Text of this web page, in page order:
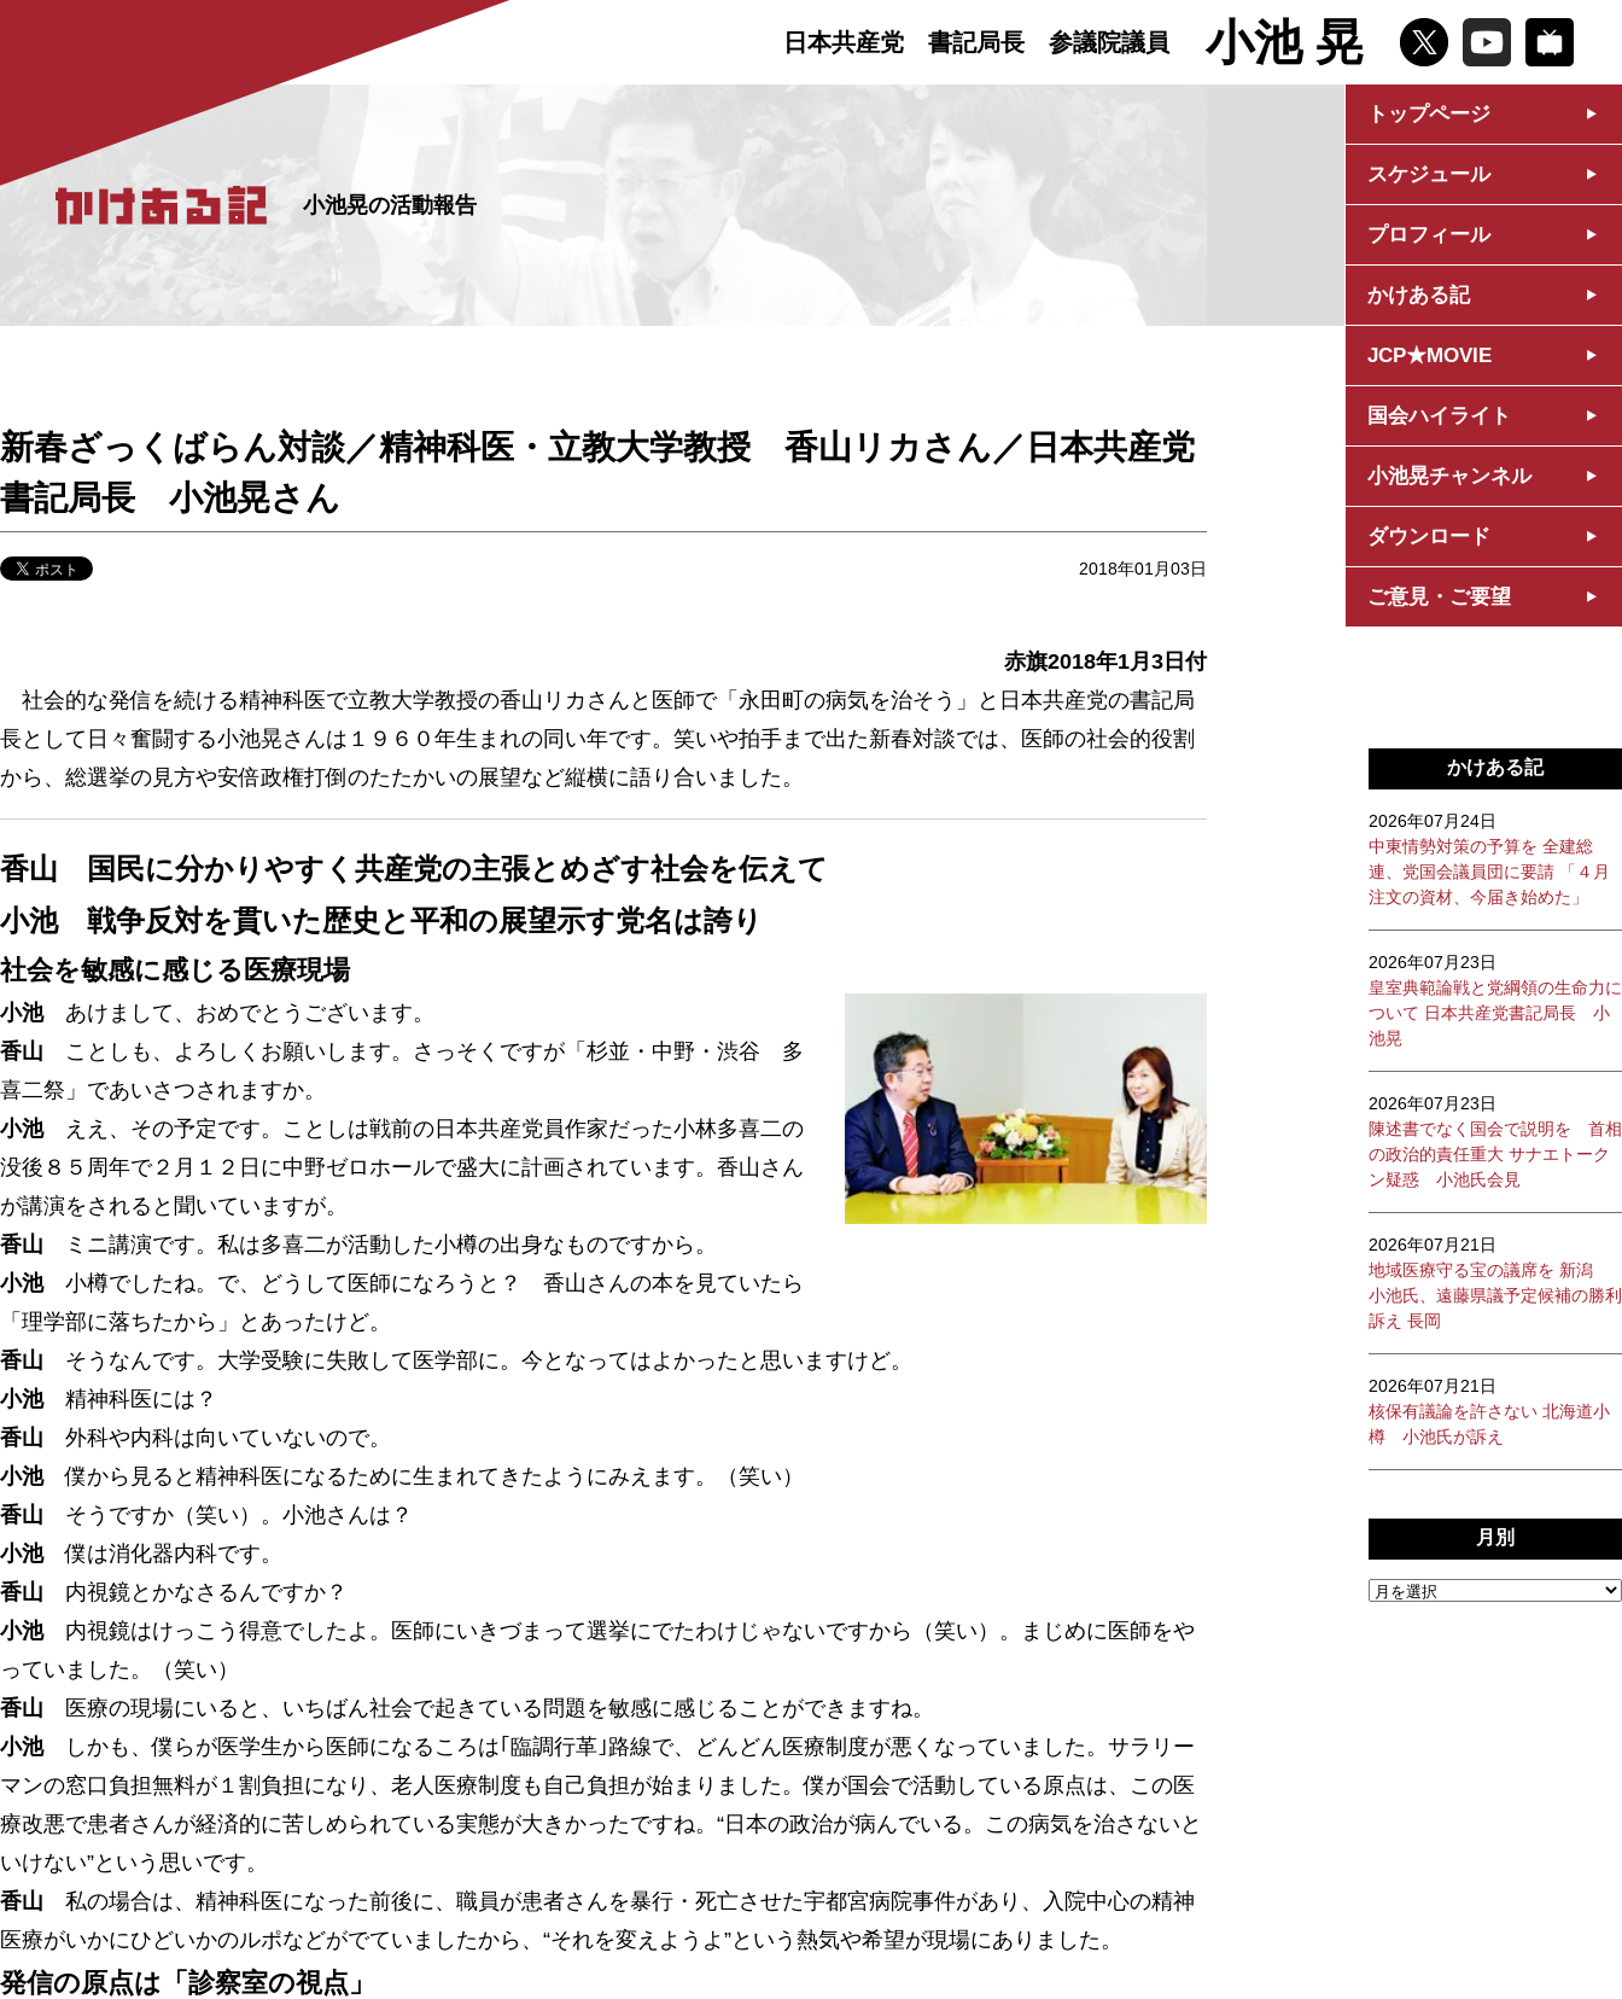
日本共産党 書記局長 参議院議員 小池 晃
トップページ
スケジュール
プロフィール
かけある記
JCP★MOVIE
国会ハイライト
小池晃チャンネル
ダウンロード
ご意見・ご要望
小池晃の活動報告
新春ざっくばらん対談／精神科医・立教大学教授 香山リカさん／日本共産党
書記局長 小池晃さん
2018年01月03日
赤旗2018年1月3日付
社会的な発信を続ける精神科医で立教大学教授の香山リカさんと医師で「永田町の病気を治そう」と日本共産党の書記局
長として日々奮闘する小池晃さんは１９６０年生まれの同い年です。笑いや拍手まで出た新春対談では、医師の社会的役割
から、総選挙の見方や安倍政権打倒のたたかいの展望など縦横に語り合いました。
香山 国民に分かりやすく共産党の主張とめざす社会を伝えて
小池 戦争反対を貫いた歴史と平和の展望示す党名は誇り
社会を敏感に感じる医療現場
小池あけまして、おめでとうございます。
香山 ことしも、よろしくお願いします。さっそくですが「杉並・中野・渋谷 多
喜二祭」であいさつされますか。
小池ええ、その予定です。ことしは戦前の日本共産党員作家だった小林多喜二の
没後８５周年で２月１２日に中野ゼロホールで盛大に計画されています。香山さん
が講演をされると聞いていますが。
香山 ミニ講演です。私は多喜二が活動した小樽の出身なものですから。
小池小樽でしたね。で、どうして医師になろうと？ 香山さんの本を見ていたら
「理学部に落ちたから」とあったけど。
香山 そうなんです。大学受験に失敗して医学部に。今となってはよかったと思いますけど。
小池精神科医には？
香山 外科や内科は向いていないので。
小池僕から見ると精神科医になるために生まれてきたようにみえます。（笑い）
香山 そうですか（笑い）。小池さんは？
小池僕は消化器内科です。
香山 内視鏡とかなさるんですか？
小池内視鏡はけっこう得意でしたよ。医師にいきづまって選挙にでたわけじゃないですから（笑い）。まじめに医師をや
っていました。（笑い）
香山 医療の現場にいると、いちばん社会で起きている問題を敏感に感じることができますね。
小池しかも、僕らが医学生から医師になるころは｢臨調行革｣路線で、どんどん医療制度が悪くなっていました。サラリー
マンの窓口負担無料が１割負担になり、老人医療制度も自己負担が始まりました。僕が国会で活動している原点は、この医
療改悪で患者さんが経済的に苦しめられている実態が大きかったですね。“日本の政治が病んでいる。この病気を治さないと
いけない”という思いです。
香山 私の場合は、精神科医になった前後に、職員が患者さんを暴行・死亡させた宇都宮病院事件があり、入院中心の精神
医療がいかにひどいかのルポなどがでていましたから、“それを変えようよ”という熱気や希望が現場にありました。
発信の原点は「診察室の視点」
かけある記
2026年07月24日
中東情勢対策の予算を 全建総
連、党国会議員団に要請 「４月
注文の資材、今届き始めた」
2026年07月23日
皇室典範論戦と党綱領の生命力に
ついて 日本共産党書記局長 小
池晃
2026年07月23日
陳述書でなく国会で説明を 首相
の政治的責任重大 サナエトーク
ン疑惑 小池氏会見
2026年07月21日
地域医療守る宝の議席を 新潟
小池氏、遠藤県議予定候補の勝利
訴え 長岡
2026年07月21日
核保有議論を許さない 北海道小
樽 小池氏が訴え
月別